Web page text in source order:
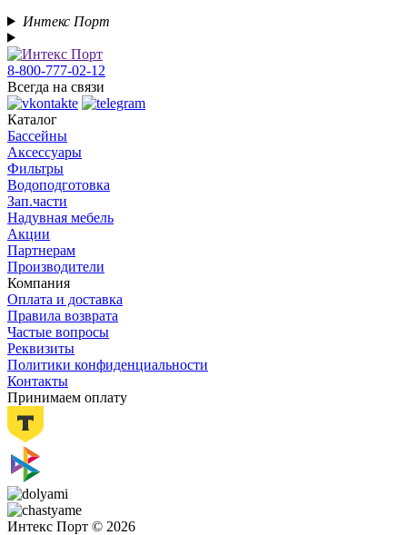
Интекс Порт
8-800-777-02-12
Всегда на связи
Каталог
Бассейны
Аксессуары
Фильтры
Водоподготовка
Зап.части
Надувная мебель
Акции
Партнерам
Производители
Компания
Оплата и доставка
Правила возврата
Частые вопросы
Реквизиты
Политики конфиденциальности
Контакты
Принимаем оплату
Интекс Порт © 2026